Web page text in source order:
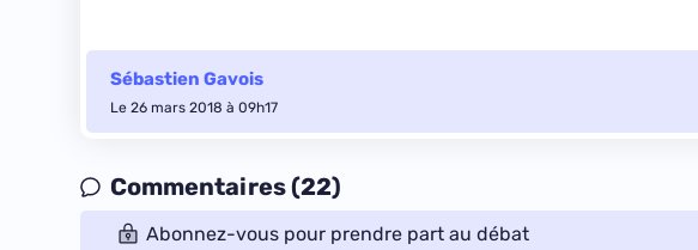
Sébastien Gavois
Le 26 mars 2018 à 09h17
Commentaires (22)
Abonnez-vous pour prendre part au débat